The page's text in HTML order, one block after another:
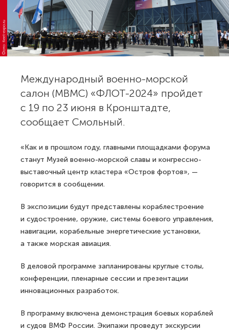
Фото: fleet-expo.ru
Международный военно-морской
салон (МВМС) «ФЛОТ-2024» пройдет
с 19 по 23 июня в Кронштадте,
сообщает Смольный.
«Как и в прошлом году, главными площадками форума
станут Музей военно-морской славы и конгрессно-
выставочный центр кластера «Остров фортов», —
говорится в сообщении.
В экспозиции будут представлены кораблестроение
и судостроение, оружие, системы боевого управления,
навигации, корабельные энергетические установки,
а также морская авиация.
В деловой программе запланированы круглые столы,
конференции, пленарные сессии и презентации
инновационных разработок.
В программу включена демонстрация боевых кораблей
и судов ВМФ России. Экипажи проведут экскурсии